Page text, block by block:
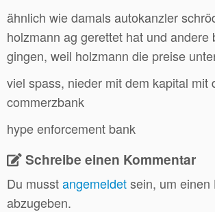
ähnlich wie damals autokanzler
holzmann ag gerettet hat und andere
gingen, weil holzmann die preise
viel spass, nieder mit dem kapital mit
commerzbank
hype enforcement bank
Schreibe einen Kommentar
Du musstangemeldetsein, um einen
abzugeben.